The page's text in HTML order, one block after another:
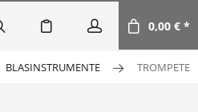
SALE 0,00 € *
BLASINSTRUMENTE TROMPETE